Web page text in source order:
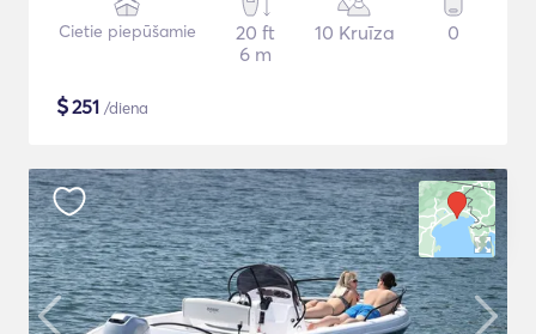
Cietie piepūšamie
20 ft
6 m
10 Kruīza 0
$251 /diena